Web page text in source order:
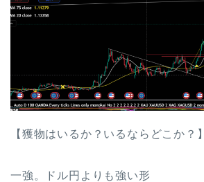
【獲物はいるか？いるならどこか？】
一強。ドル円よりも強い形